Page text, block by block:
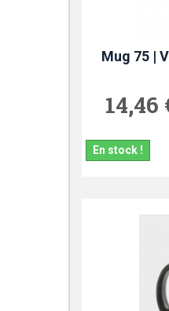
Mug 75 |
14,46
En stock !